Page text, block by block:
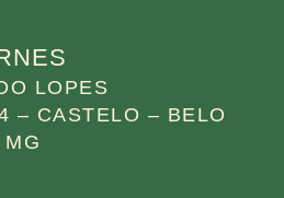
LOPES
– CASTELO – BELO